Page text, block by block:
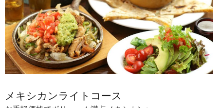
メキシカンライトコース